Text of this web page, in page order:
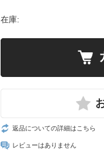
在庫:
返品についての詳細はこちら
レビューはありません